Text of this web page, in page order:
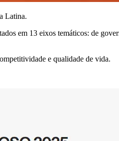
Latina.
em 13 eixos temáticos: de
e qualidade de vida.